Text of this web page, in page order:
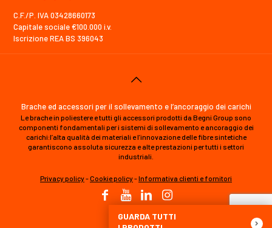
GUARDA TUTTI
C.F./P. IVA 03428660173
Capitale sociale €100.000 i.v.
Iscrizione REA BS 396043
Brache ed accessori per il sollevamento e l’ancoraggio dei carichi
Le brache in poliestere e tutti gli accessori prodotti da Begni Group sono
componenti fondamentali per i sistemi di sollevamento e ancoraggio dei
carichi:l’alta qualità dei materiali e l’innovazione delle fibre sintetiche
garantiscono assoluta sicurezza e alte prestazioni per tutti i settori
industriali.
Privacy policy-Cookie policy-Informativa clienti e fornitori